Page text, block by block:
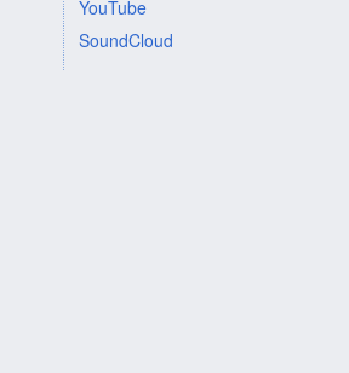
YouTube
SoundCloud